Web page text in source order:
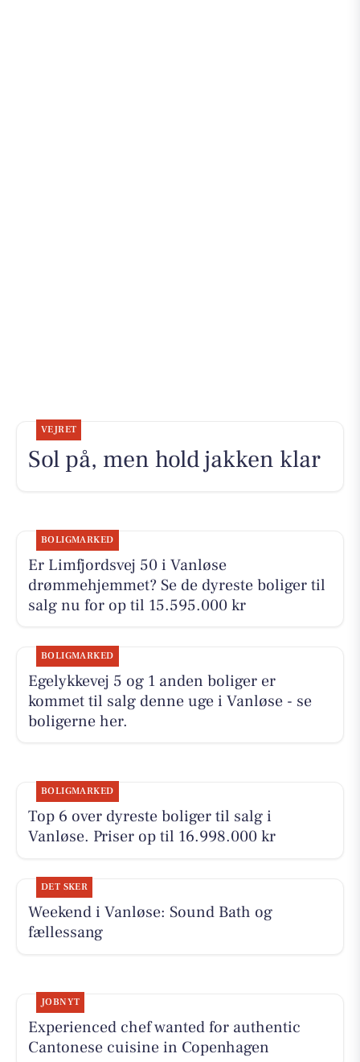
VEJRET
Sol på, men hold jakken klar
BOLIGMARKED
Er Limfjordsvej 50 i Vanløse
drømmehjemmet? Se de dyreste boliger til
salg nu for op til 15.595.000 kr
BOLIGMARKED
Egelykkevej 5 og 1 anden boliger er
kommet til salg denne uge i Vanløse - se
boligerne her.
BOLIGMARKED
Top 6 over dyreste boliger til salg i
Vanløse. Priser op til 16.998.000 kr
DET SKER
Weekend i Vanløse: Sound Bath og
fællessang
JOBNYT
Experienced chef wanted for authentic
Cantonese cuisine in Copenhagen